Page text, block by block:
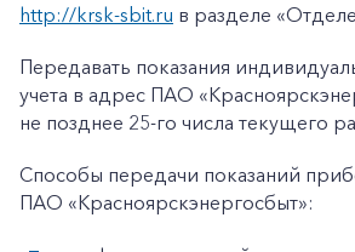
http://krsk-sbit.ru в разделе
Передавать показания
учета в адрес ПАО
не позднее 25-го числа текущего
Способы передачи показаний
ПАО «Красноярскэнергосбыт»: